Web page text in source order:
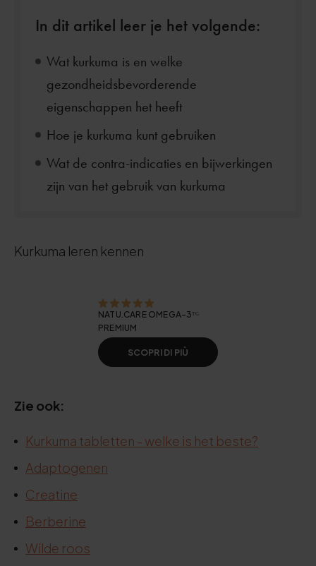
In dit artikel leer je het volgende:
Wat kurkuma is en welke
gezondheidsbevorderende
eigenschappen het heeft
Hoe je kurkuma kunt gebruiken
Wat de contra-indicaties en bijwerkingen
zijn van het gebruik van kurkuma
Kurkuma leren kennen
NATU.CARE OMEGA-3ᵀᴳ
PREMIUM
SCOPRI DI PIÙ
Zie ook:
Kurkuma tabletten - welke is het beste?
Adaptogenen
Creatine
Berberine
Wilde roos